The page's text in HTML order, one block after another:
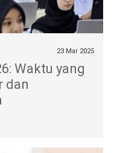
23 Mar 2025
Waktu yang
dan